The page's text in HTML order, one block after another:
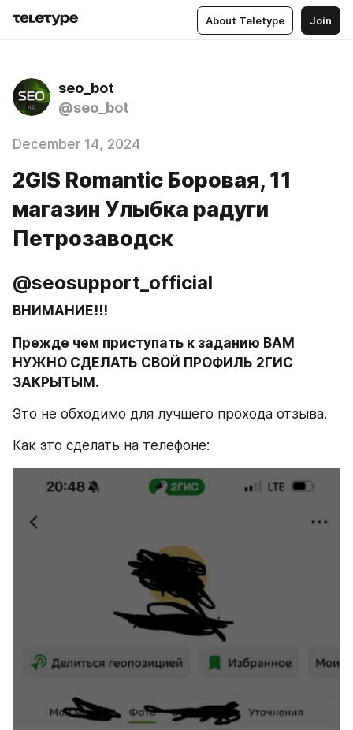
About Teletype Join
seo_bot
@seo_bot
December 14, 2024
2GIS Romantic ​Боровая, 11​
магазин Улыбка радуги
Петрозаводск
@seosupport_official
ВНИМАНИЕ!!!
Прежде чем приступать к заданию ВАМ
НУЖНО СДЕЛАТЬ СВОЙ ПРОФИЛЬ 2ГИС
ЗАКРЫТЫМ.
Это не обходимо для лучшего прохода отзыва.
Как это сделать на телефоне: